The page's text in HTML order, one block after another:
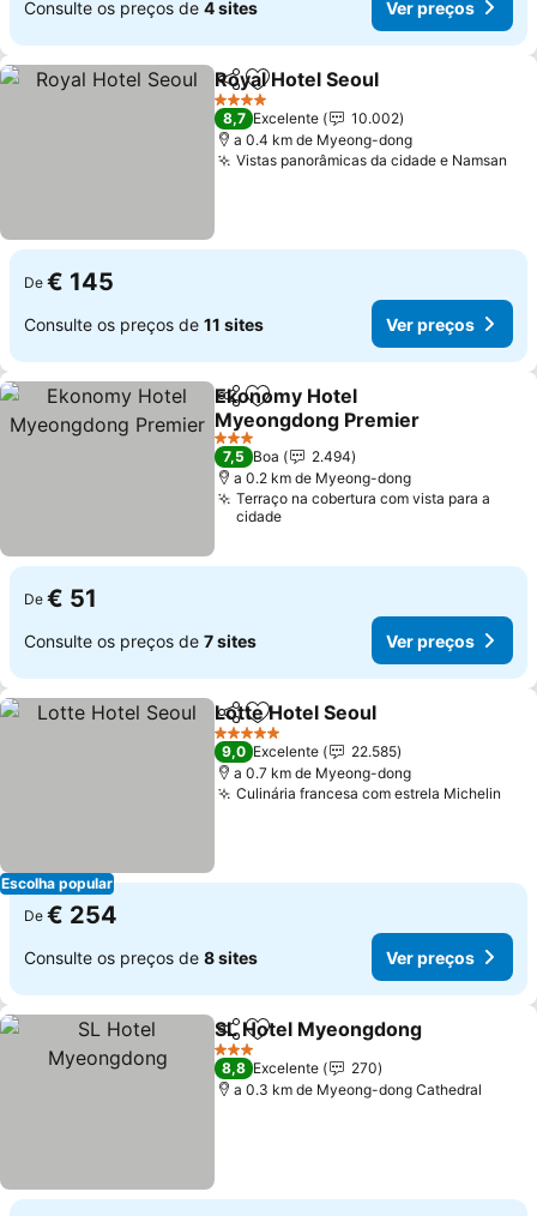
Consulte os preços de 4 sites Ver preços
PartilharAdicionar aos favoritos
Royal Hotel Seoul
4 Estrelas
8,7 Excelente
10.002
a 0.4 km de Myeong-dong
Vistas panorâmicas da cidade e Namsan
De € 145
Consulte os preços de 11 sites Ver preços
PartilharAdicionar aos favoritos
Ekonomy Hotel
Myeongdong Premier
3 Estrelas
7,5 Boa
2.494
a 0.2 km de Myeong-dong
Terraço na cobertura com vista para a
cidade
De € 51
Consulte os preços de 7 sites Ver preços
Escolha popular
PartilharAdicionar aos favoritos
Lotte Hotel Seoul
5 Estrelas
9,0 Excelente
22.585
a 0.7 km de Myeong-dong
Culinária francesa com estrela Michelin
De € 254
Consulte os preços de 8 sites Ver preços
PartilharAdicionar aos favoritos
SL Hotel Myeongdong
3 Estrelas
8,8 Excelente
270
a 0.3 km de Myeong-dong Cathedral